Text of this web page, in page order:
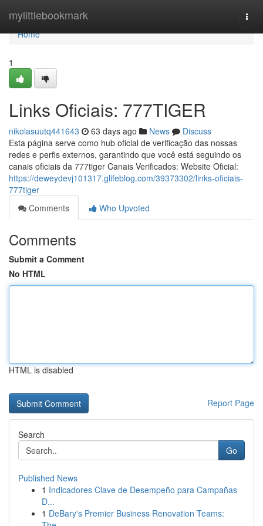
mylittlebookmark
Home
Home
1
Links Oficiais: 777TIGER
nikolasuutq441643 63 days ago News
Discuss
Esta página serve como hub oficial de verificação das nossas
redes e perfis externos, garantindo que você está seguindo os
canais oficiais da 777tiger Canais Verificados: Website Oficial:
https://deweydevj101317.glifeblog.com/39373302/links-oficiais-
777tiger
Comments
Who Upvoted
Comments
Submit a Comment
No HTML
HTML is disabled
Report Page
Search
Go
Published News
1 Indicadores Clave de Desempeño para Campañas
D...
1 DeBary's Premier Business Renovation Teams: